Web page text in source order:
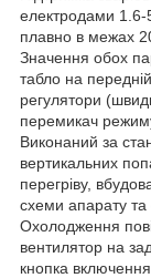
електродами
плавно в межах
Значення обох
табло на
регулятори
перемикач
Виконаний за
вертикальних
перегріву,
схеми апарату та
Охолодження
вентилятор на
кнопка